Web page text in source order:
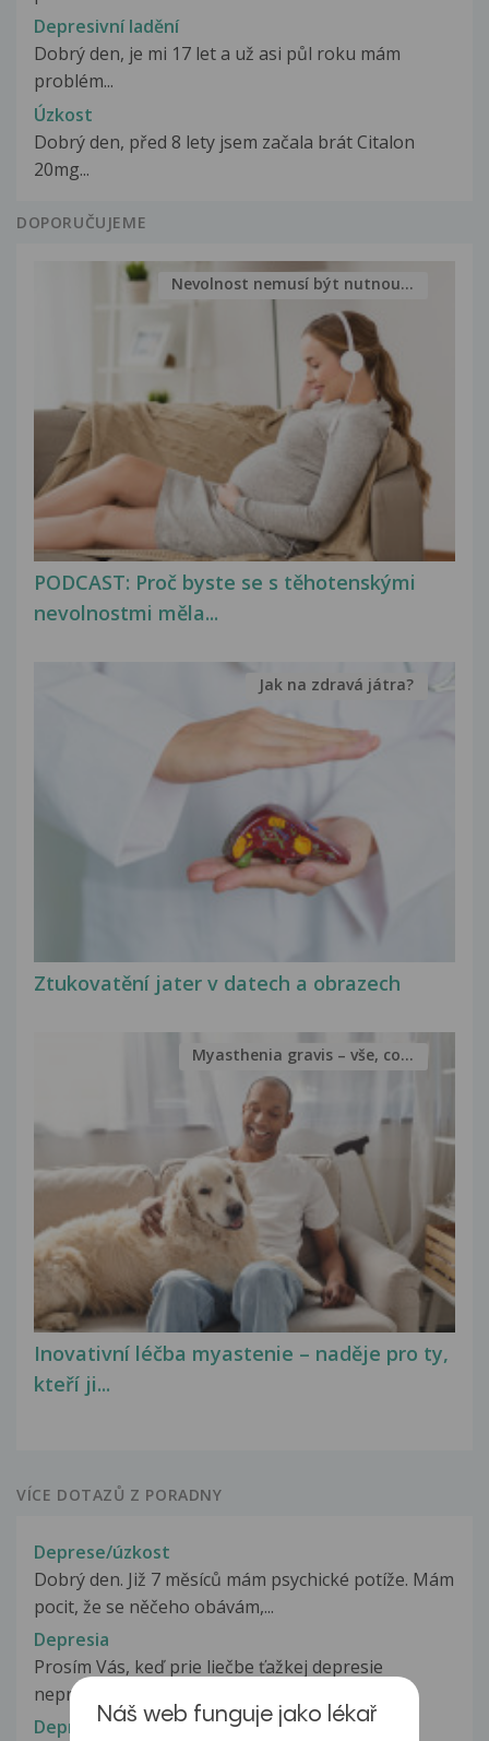
Depresivní ladění
Dobrý den, je mi 17 let a už asi půl roku mám
problém...
Úzkost
Dobrý den, před 8 lety jsem začala brát Citalon
20mg...
DOPORUČUJEME
PODCAST: Proč byste se s těhotenskými
nevolnostmi měla...
Nevolnost nemusí být nutnou...
Ztukovatění jater v datech a obrazech
Jak na zdravá játra?
Inovativní léčba myastenie – naděje pro ty,
kteří ji...
Myasthenia gravis – vše, co...
VÍCE DOTAZŮ Z PORADNY
Deprese/úzkost
Dobrý den. Již 7 měsíců mám psychické potíže. Mám
pocit, že se něčeho obávám,...
Depresia
Prosím Vás, keď prie liečbe ťažkej depresie
neprinášajú AD pozitívny účinok...
DepresiaNáš web funguje jako lékař